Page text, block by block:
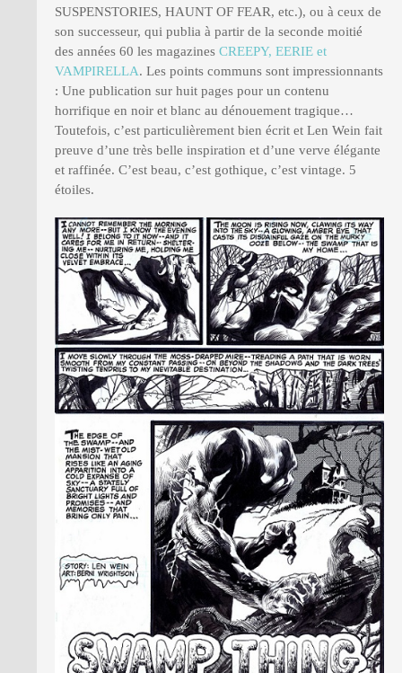
SUSPENSTORIES, HAUNT OF FEAR, etc.), ou à ceux de
son successeur, qui publia à partir de la seconde moitié
des années 60 les magazines CREEPY, EERIE et
VAMPIRELLA. Les points communs sont impressionnants
: Une publication sur huit pages pour un contenu
horrifique en noir et blanc au dénouement tragique…
Toutefois, c’est particulièrement bien écrit et Len Wein fait
preuve d’une très belle inspiration et d’une verve élégante
et raffinée. C’est beau, c’est gothique, c’est vintage. 5
étoiles.